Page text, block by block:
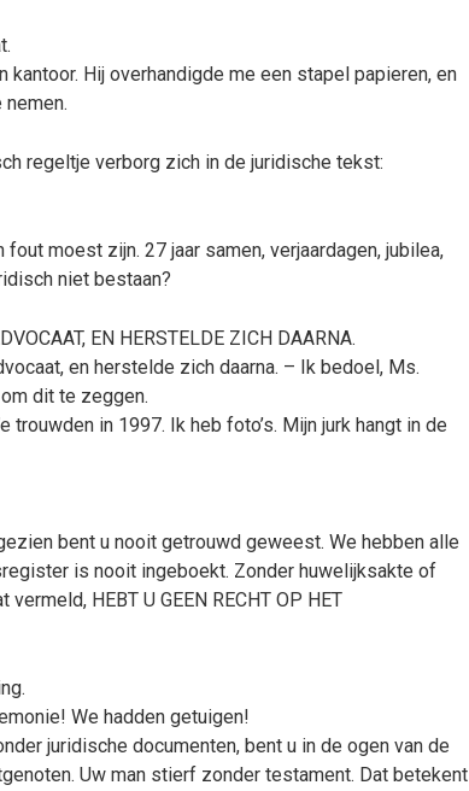
Hij overhandigde me een stapel papieren, en
regeltje verborg zich in de juridische tekst:
moest zijn. 27 jaar samen, verjaardagen, jubilea,
niet bestaan?
EN HERSTELDE ZICH DAARNA.
en herstelde zich daarna. – Ik bedoel, Ms.
dit te zeggen.
in 1997. Ik heb foto’s. Mijn jurk hangt in de
bent u nooit getrouwd geweest. We hebben alle
is nooit ingeboekt. Zonder huwelijksakte of
HEBT U GEEN RECHT OP HET
We hadden getuigen!
juridische documenten, bent u in de ogen van de
Uw man stierf zonder testament. Dat betekent